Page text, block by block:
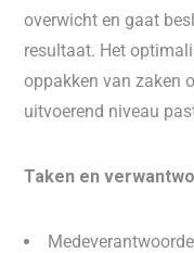
overwicht en gaat
resultaat. Het
oppakken van zaken
uitvoerend niveau
Taken en